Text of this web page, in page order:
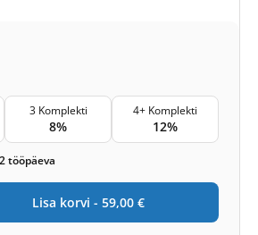
3 Komplekti
8%
4+ Komplekti
12%
tööpäeva
Lisa korvi - 59,00 €